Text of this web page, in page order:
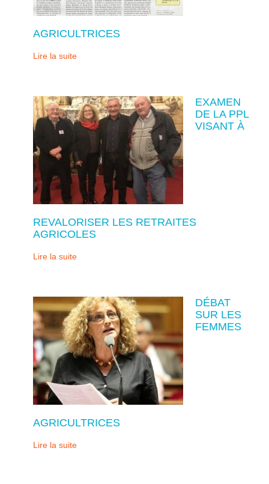
AGRICULTRICES
Lire la suite
EXAMEN
DE LA PPL
VISANT À
REVALORISER LES RETRAITES
AGRICOLES
Lire la suite
DÉBAT
SUR LES
FEMMES
AGRICULTRICES
Lire la suite